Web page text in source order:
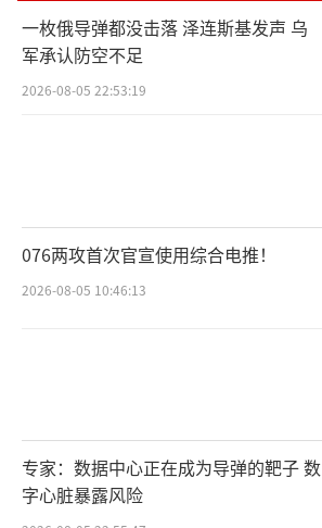
一枚俄导弹都没击落 泽连斯基发声 乌
军承认防空不足
2026-08-05 22:53:19
076两攻首次官宣使用综合电推！
2026-08-05 10:46:13
专家：数据中心正在成为导弹的靶子 数
字心脏暴露风险